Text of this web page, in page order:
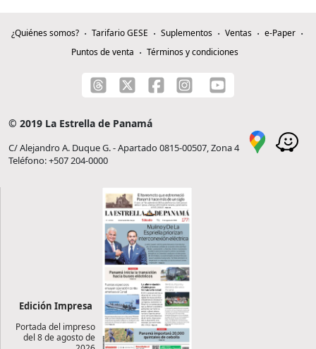
¿Quiénes somos? Tarifario GESE Suplementos Ventas
e-Paper
Puntos de venta
Términos y condiciones
© 2019 La Estrella de Panamá
C/ Alejandro A. Duque G. - Apartado 0815-00507, Zona 4
Teléfono: +507 204-0000
Edición Impresa
Portada del impreso
del 8 de agosto de